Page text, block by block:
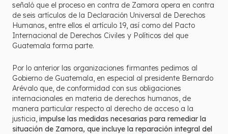
señaló que el proceso en contra de Zamora opera en contra
de seis artículos de la Declaración Universal de Derechos
Humanos, entre ellos el artículo 19, así como del Pacto
Internacional de Derechos Civiles y Políticos del que
Guatemala forma parte.
Por lo anterior las organizaciones firmantes pedimos al
Gobierno de Guatemala, en especial al presidente Bernardo
Arévalo que, de conformidad con sus obligaciones
internacionales en materia de derechos humanos, de
manera particular respecto al derecho de acceso a la
justicia, impulse las medidas necesarias para remediar la
situación de Zamora, que incluye la reparación integral del